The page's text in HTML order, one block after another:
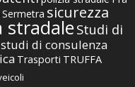
Sermetra sicurezza
stradaleStudi di
studi di consulenza
Trasporti TRUFFA